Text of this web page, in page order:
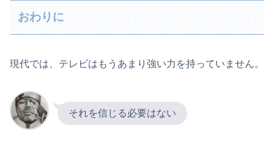
おわりに
現代では、テレビはもうあまり強い力を持っていません。
それを信じる必要はない